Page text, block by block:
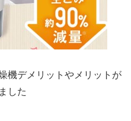
機デメリットやメリットが
した